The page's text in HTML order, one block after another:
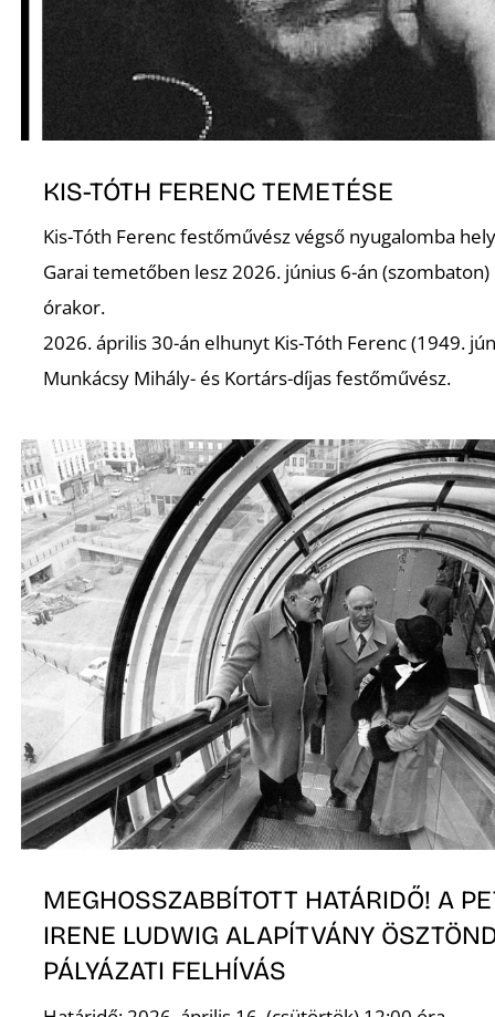
KIS-TÓTH FERENC TEMETÉSE
Kis-Tóth Ferenc festőművész végső nyugalomba
Garai temetőben lesz 2026. június 6-án (szombaton)
órakor.
2026. április 30-án elhunyt Kis-Tóth Ferenc (1949.
Munkácsy Mihály- és Kortárs-díjas festőművész.
MEGHOSSZABBÍTOTT HATÁRIDŐ! A
IRENE LUDWIG ALAPÍTVÁNY
PÁLYÁZATI FELHÍVÁS